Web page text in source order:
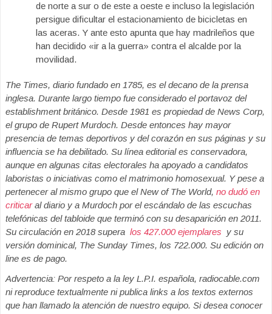
de norte a sur o de este a oeste e incluso la legislación
persigue dificultar el estacionamiento de bicicletas en
las aceras. Y ante esto apunta que hay madrileños que
han decidido «ir a la guerra» contra el alcalde por la
movilidad.
The Times, diario fundado en 1785, es el decano de la prensa
inglesa. Durante largo tiempo fue considerado el portavoz del
establishment británico. Desde 1981 es propiedad de News Corp,
el grupo de Rupert Murdoch. Desde entonces hay mayor
presencia de temas deportivos y del corazón en sus páginas y su
influencia se ha debilitado. Su línea editorial es conservadora,
aunque en algunas citas electorales ha apoyado a candidatos
laboristas o iniciativas como el matrimonio homosexual. Y pese a
pertenecer al mismo grupo que el New of The World, no dudó en
criticaral diario y a Murdoch por el escándalo de las escuchas
telefónicas del tabloide que terminó con su desaparición en 2011.
Su circulación en 2018 supera los 427.000 ejemplares y su
versión dominical, The Sunday Times, los 722.000. Su edición on
line es de pago.
Advertencia: Por respeto a la ley L.P.I. española, radiocable.com
ni reproduce textualmente ni publica links a los textos externos
que han llamado la atención de nuestro equipo. Si desea conocer